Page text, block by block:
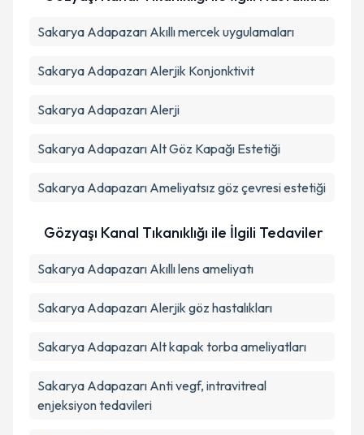
Sakarya Adapazarı Akıllı mercek uygulamaları
Sakarya Adapazarı Alerjik Konjonktivit
Sakarya Adapazarı Alerji
Sakarya Adapazarı Alt Göz Kapağı Estetiği
Sakarya Adapazarı Ameliyatsız göz çevresi estetiği
Gözyaşı Kanal Tıkanıklığı ile İlgili Tedaviler
Sakarya Adapazarı Akıllı lens ameliyatı
Sakarya Adapazarı Alerjik göz hastalıkları
Sakarya Adapazarı Alt kapak torba ameliyatları
Sakarya Adapazarı Anti vegf, intravitreal
enjeksiyon tedavileri